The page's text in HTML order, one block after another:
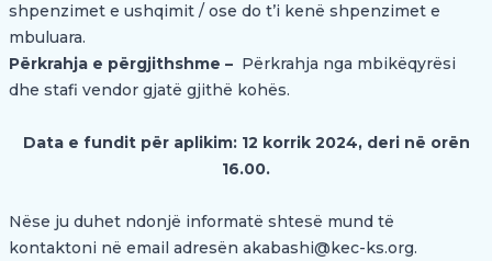
shpenzimet e ushqimit / ose do t’i kenë shpenzimet e
mbuluara.
Përkrahja e përgjithshme – Përkrahja nga mbikëqyrësi
dhe stafi vendor gjatë gjithë kohës.
Data e fundit për aplikim: 12 korrik 2024, deri në orën
16.00.
Nëse ju duhet ndonjë informatë shtesë mund të
kontaktoni në email adresën akabashi@kec-ks.org.